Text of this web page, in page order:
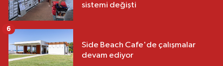
sistemi değişti
Side Beach Cafe'de çalışmalar
devam ediyor
6